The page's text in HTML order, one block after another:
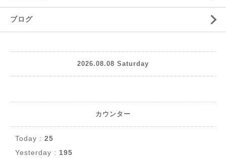
ブログ
2026.08.08 Saturday
カウンター
Today : 25
Yesterday : 195